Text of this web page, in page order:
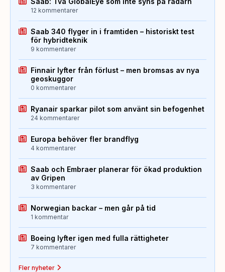
12 kommentarer
Saab 340 flyger in i framtiden – historiskt test
för hybridteknik
9 kommentarer
Finnair lyfter från förlust – men bromsas av nya
geoskuggor
0 kommentarer
Ryanair sparkar pilot som använt sin befogenhet
24 kommentarer
Europa behöver fler brandflyg
4 kommentarer
Saab och Embraer planerar för ökad produktion
av Gripen
3 kommentarer
Norwegian backar – men går på tid
1 kommentar
Boeing lyfter igen med fulla rättigheter
7 kommentarer
Fler nyheter